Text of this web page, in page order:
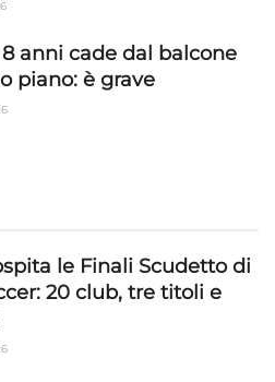
precisi,
in base a informazioni
errori, Erogare
contenuto,
scelte sulla
anni cade dal balcone
piano: è grave
le Finali Scudetto di
20 club, tre titoli e